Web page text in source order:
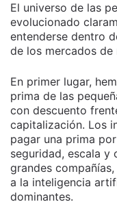
El universo de las
evolucionado
entenderse dentro
de los mercados de
En primer lugar,
prima de las
con descuento
capitalización. Los
pagar una prima
seguridad, escala y
grandes
a la inteligencia
dominantes.